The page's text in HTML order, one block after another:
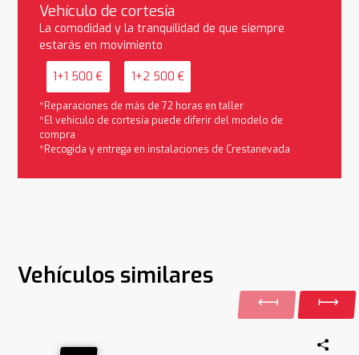
Vehículo de cortesía
La comodidad y la tranquilidad de que siempre
estarás en movimiento
1+1 500 € 1+2 500 €
*Reparaciones de más de 72 horas en taller
*El vehículo de cortesía puede diferir del modelo de
compra
*Recogida y entrega en instalaciones de Crestanevada
Vehículos similares